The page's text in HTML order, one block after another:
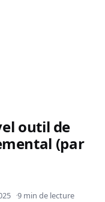
outil de
(par
9 min de lecture